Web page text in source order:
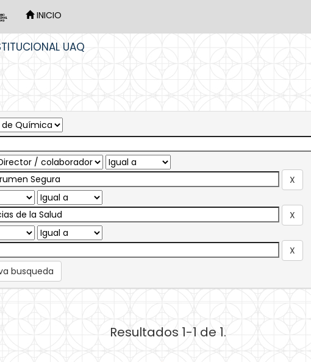
INICIO
UAQ
busqueda
Resultados 1-1 de 1.